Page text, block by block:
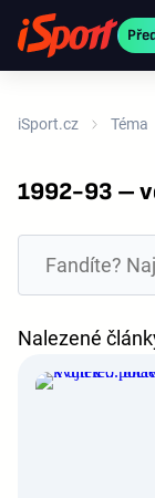
iSport.cz Téma
1992-93 –
Nalezené